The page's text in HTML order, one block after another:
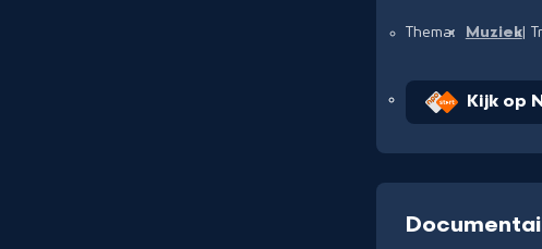
Thema: Muziek
Kijk op